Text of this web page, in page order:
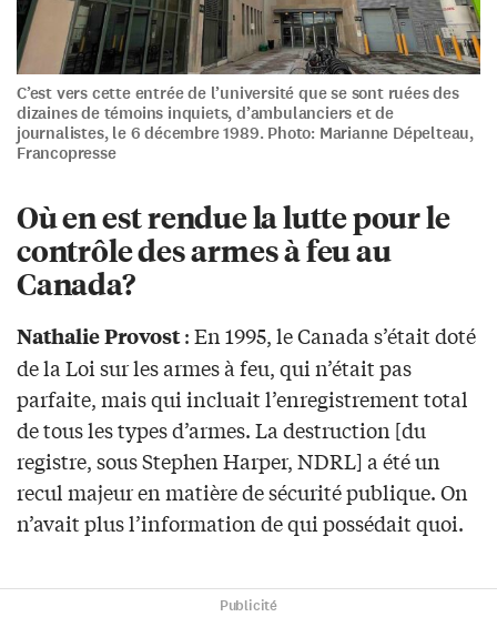
C’est vers cette entrée de l’université que se sont ruées des
dizaines de témoins inquiets, d’ambulanciers et de
journalistes, le 6 décembre 1989. Photo: Marianne Dépelteau,
Francopresse
Où en est rendue la lutte pour le
contrôle des armes à feu au
Canada?
Nathalie Provost: En 1995, le Canada s’était doté
de la Loi sur les armes à feu, qui n’était pas
parfaite, mais qui incluait l’enregistrement total
de tous les types d’armes. La destruction [du
registre, sous Stephen Harper, NDRL] a été un
recul majeur en matière de sécurité publique. On
n’avait plus l’information de qui possédait quoi.
Publicité